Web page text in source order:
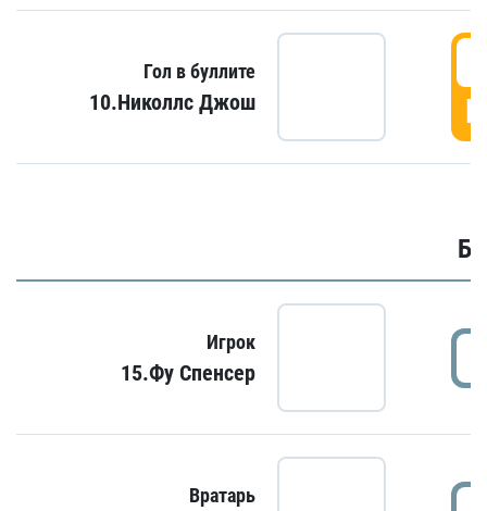
Гол в буллите
10.Николлс Джош
Игрок
15.Фу Спенсер
Вратарь